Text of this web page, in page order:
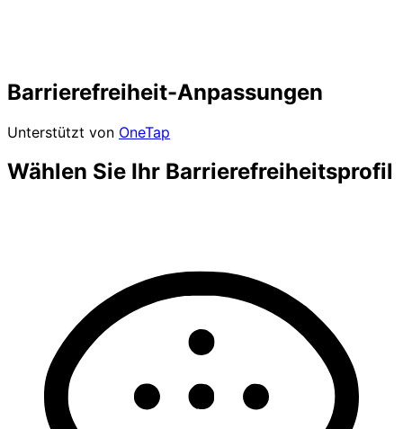
Barrierefreiheit-Anpassungen
Unterstützt von OneTap
Wählen Sie Ihr Barrierefreiheitsprofil